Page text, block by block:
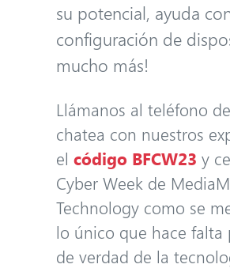
su potencial, ayuda
configuración de
mucho más!
Llámanos al teléfono
chatea con nuestros
el código BFCW23 y
Cyber Week de
Technology como se
lo único que hace falta
de verdad de la